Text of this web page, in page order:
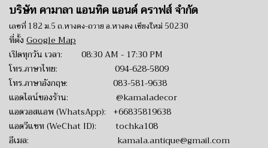
บริษัท คามาลา แอนทิค แอนด์ คราฟส์ จำกัด
เลขที่ 182 ม.5 ถ.หางดง-ถวาย อ.หางดง เชียงใหม่ 50230
ที่ตั้ง Google Map
เปิดทุกวัน เวลา: 08:30 AM - 17:30 PM
โทร.ภาษาไทย: 094-628-5809
โทร.ภาษาอังกฤษ: 083-581-9638
แอดไลน์ของร้าน: @kamaladecor
แอดวอสแอพ (WhatsApp): +66835819638
แอดวีแชท (WeChat ID): tochka108
อีเมล: kamala.antique@gmail.com